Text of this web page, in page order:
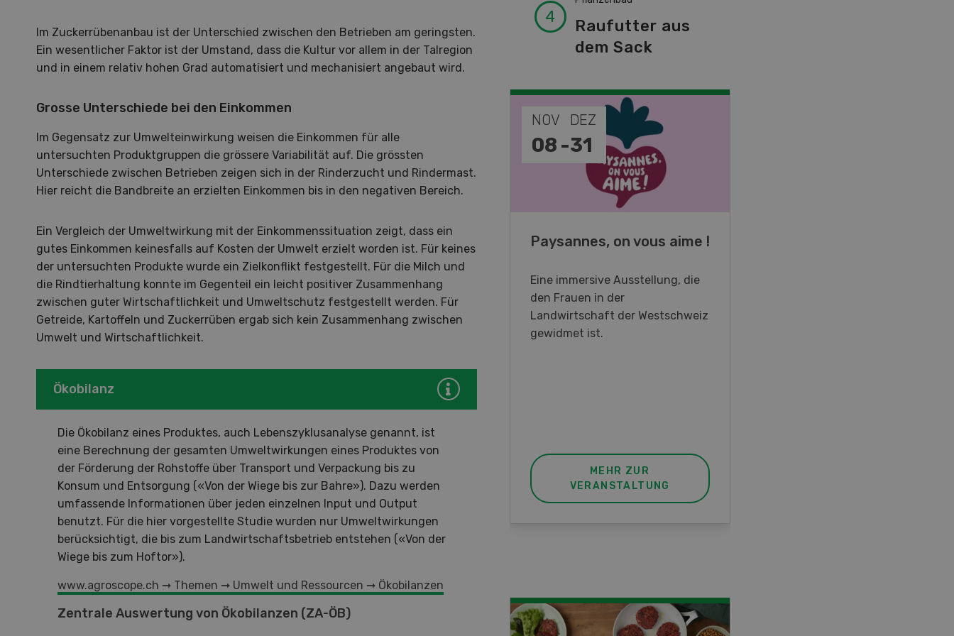
Im Zuckerrübenanbau ist der Unterschied zwischen den Betrieben am geringsten.
Ein wesentlicher Faktor ist der Umstand, dass die Kultur vor allem in der Talregion
und in einem relativ hohen Grad automatisiert und mechanisiert angebaut wird.
Grosse Unterschiede bei den Einkommen
Im Gegensatz zur Umwelteinwirkung weisen die Einkommen für alle
untersuchten Produktgruppen die grössere Variabilität auf. Die grössten
Unterschiede zwischen Betrieben zeigen sich in der Rinderzucht und Rindermast.
Hier reicht die Bandbreite an erzielten Einkommen bis in den negativen Bereich.
Ein Vergleich der Umweltwirkung mit der Einkommenssituation zeigt, dass ein
gutes Einkommen keinesfalls auf Kosten der Umwelt erzielt worden ist. Für keines
der untersuchten Produkte wurde ein Zielkonflikt festgestellt. Für die Milch und
die Rindtierhaltung konnte im Gegenteil ein leicht positiver Zusammenhang
zwischen guter Wirtschaftlichkeit und Umweltschutz festgestellt werden. Für
Getreide, Kartoffeln und Zuckerrüben ergab sich kein Zusammenhang zwischen
Umwelt und Wirtschaftlichkeit.
Ökobilanz
Die Ökobilanz eines Produktes, auch Lebenszyklusanalyse genannt, ist
eine Berechnung der gesamten Umweltwirkungen eines Produktes von
der Förderung der Rohstoffe über Transport und Verpackung bis zu
Konsum und Entsorgung («Von der Wiege bis zur Bahre»). Dazu werden
umfassende Informationen über jeden einzelnen Input und Output
benutzt. Für die hier vorgestellte Studie wurden nur Umweltwirkungen
berücksichtigt, die bis zum Landwirtschaftsbetrieb entstehen («Von der
Wiege bis zum Hoftor»).
www.agroscope.ch ➞ Themen ➞ Umwelt und Ressourcen ➞ Ökobilanzen
Zentrale Auswertung von Ökobilanzen (ZA-ÖB)
Raufutter aus
dem Sack
10-11
Demo Days 2026
Die Keller Forstmaschinen laden
zu den DemoDays 2026 nach
Wiedlisbach zu Live-
Forwarders ein.
MEHR ZUR
VERANSTALTUNG
NOV
08 -
DEZ
31
Paysannes, on vous aime !
Eine immersive Ausstellung, die
den Frauen in der
Landwirtschaft der Westschweiz
gewidmet ist.
MEHR ZUR
VERANSTALTUNG